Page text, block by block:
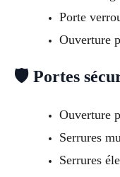
Porte
Ouverture
🛡 Portes
Ouverture
Serrures
Serrures